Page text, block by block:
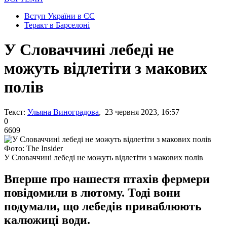
Вступ України в ЄС
Теракт в Барселоні
У Словаччині лебеді не
можуть відлетіти з макових
полів
Текст: Ульяна Виноградова, 23 червня 2023, 16:57
0
6609
Фото: Тhe Іnsider
У Словаччині лебеді не можуть відлетіти з макових полів
Вперше про нашестя птахів фермери
повідомили в лютому. Тоді вони
подумали, що лебедів приваблюють
калюжиці води.